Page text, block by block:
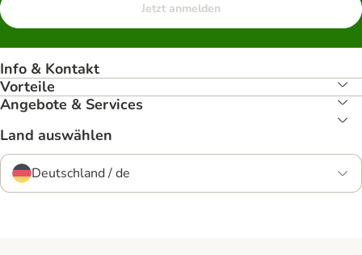
Jetzt anmelden
Info & Kontakt
Vorteile
Angebote & Services
Land auswählen
Deutschland / de